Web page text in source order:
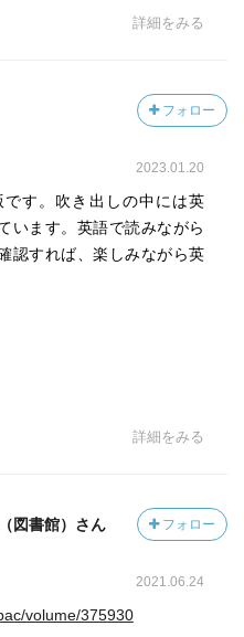
詳細をみる
フォロー
2023.01.20
す。吹き出しの中には英
います。英語で読みながら
認すれば、楽しみながら英
詳細をみる
図書館）さん フォロー
2021.06.24
volume/375930